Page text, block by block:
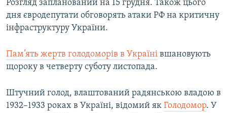
Розгляд запланований на 15 грудня. Також цього
дня євродепутати обговорять атаки РФ на критичну
інфраструктуру України.
Пам’ять жертв голодоморів в Україні вшановують
щороку в четверту суботу листопада.
Штучний голод, влаштований радянською владою в
1932–1933 роках в Україні, відомий як Голодомор. У